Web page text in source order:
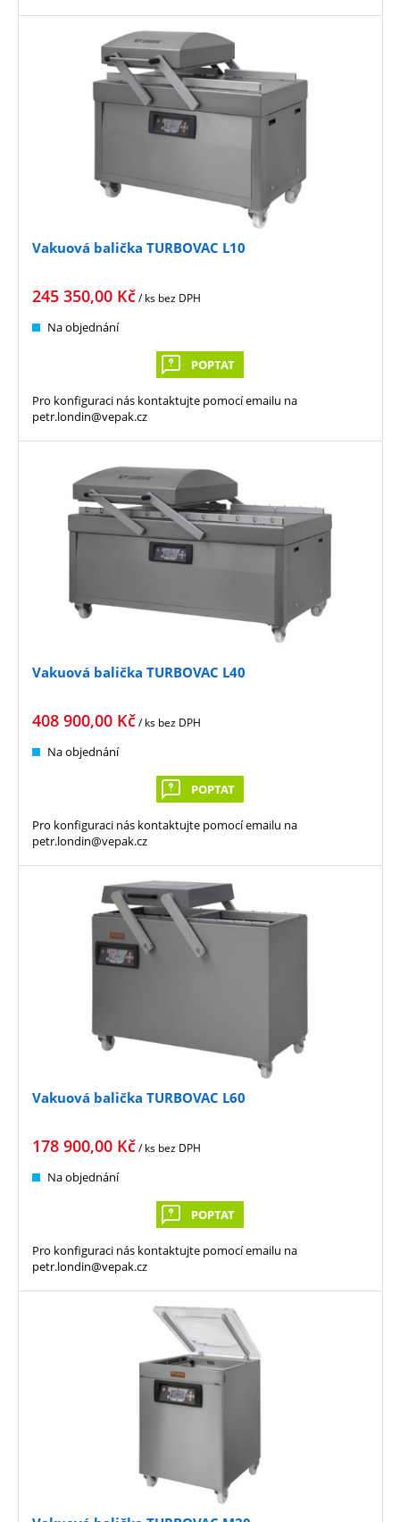
Vakuová balička TURBOVAC L10
245 350,00 Kč/ ks bez DPH
Na objednání
POPTAT
Pro konfiguraci nás kontaktujte pomocí emailu na
petr.londin@vepak.cz
Vakuová balička TURBOVAC L40
408 900,00 Kč/ ks bez DPH
Na objednání
POPTAT
Pro konfiguraci nás kontaktujte pomocí emailu na
petr.londin@vepak.cz
Vakuová balička TURBOVAC L60
178 900,00 Kč/ ks bez DPH
Na objednání
POPTAT
Pro konfiguraci nás kontaktujte pomocí emailu na
petr.londin@vepak.cz